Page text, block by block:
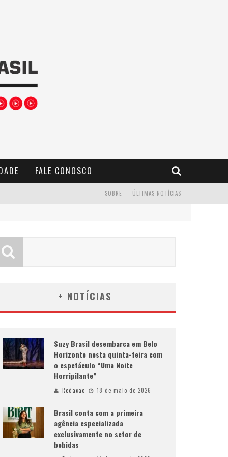
FALE CONOSCO
ÚLTIMAS NOTÍCIAS
SOBRE
+ NOTÍCIAS
Suzy Brasil desembarca em Belo
Horizonte nesta quinta-feira com
o espetáculo “Uma Noite
Horripilante”
Redacao 18 de maio de 2026
Brasil conta com a primeira
agência especializada
exclusivamente no setor de
bebidas